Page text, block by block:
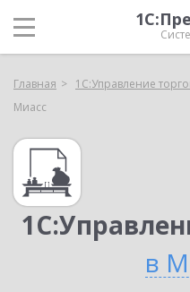
Главная 1С:Управление
Миасс
в